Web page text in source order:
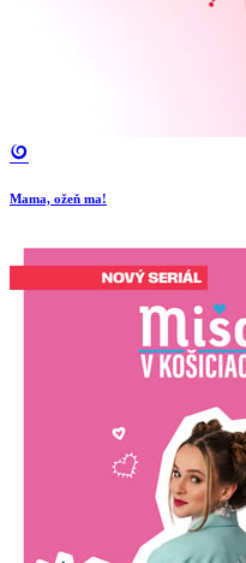
Mama, ožeň ma!